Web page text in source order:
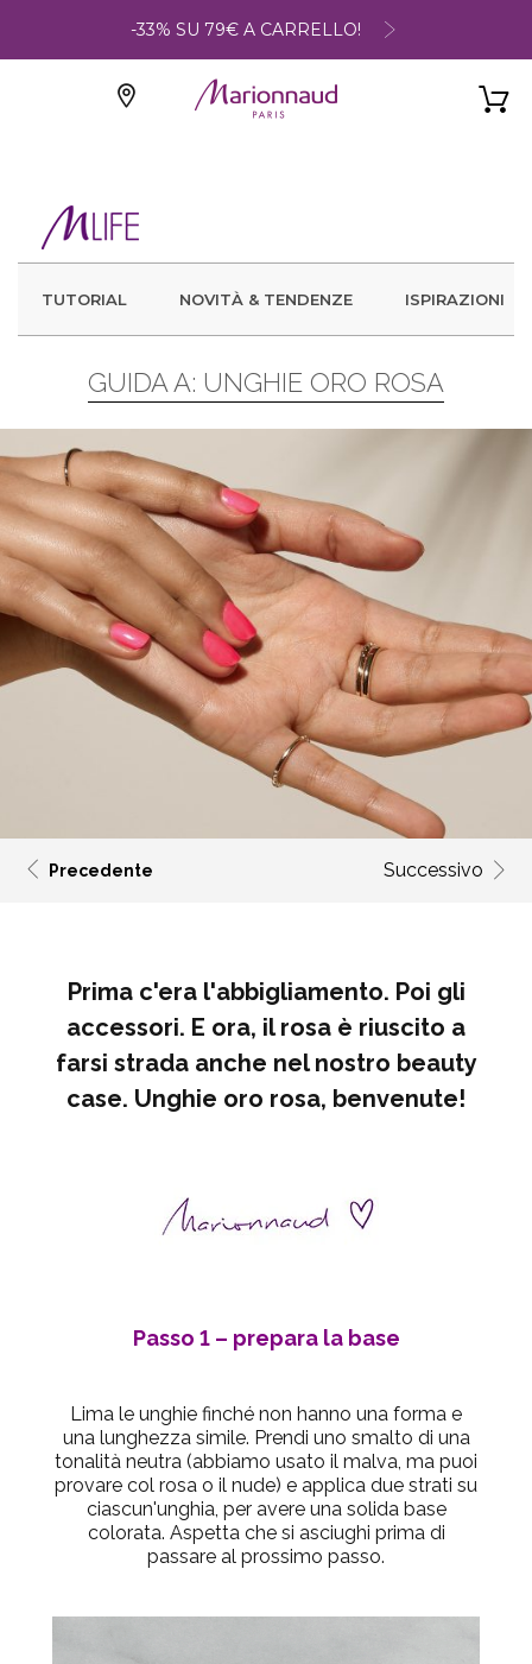
-33% SU 79€ A CARRELLO!
TUTORIAL NOVITÀ & TENDENZE ISPIRAZIONI
GUIDA A: UNGHIE ORO ROSA
Precedente Successivo
Prima c'era l'abbigliamento. Poi gli
accessori. E ora, il rosa è riuscito a
farsi strada anche nel nostro beauty
case. Unghie oro rosa, benvenute!
Passo 1– prepara la base
Lima le unghie finché non hanno una forma e
una lunghezza simile. Prendi uno smalto di una
tonalità neutra (abbiamo usato il malva, ma puoi
provare col rosa o il nude) e applica due strati su
ciascun'unghia, per avere una solida base
colorata. Aspetta che si asciughi prima di
passare al prossimo passo.